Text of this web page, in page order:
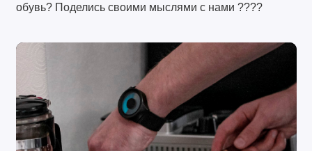
обувь? Поделись своими мыслями с нами ????